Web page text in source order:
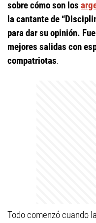
sobre cómo son los
la cantante de
para dar su opinión.
mejores salidas con
compatriotas.
Todo comenzó cuando